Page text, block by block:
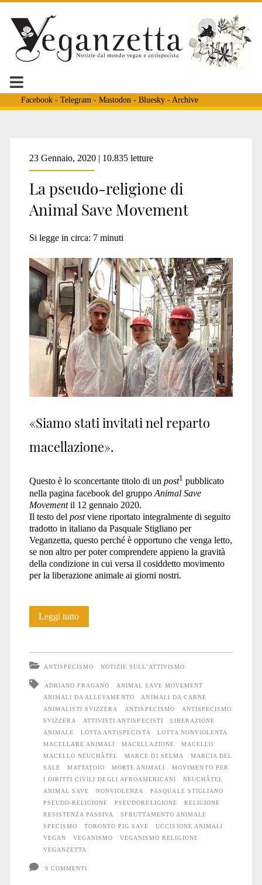
Facebook- Telegram - Mastodon - Bluesky- Archive
Tag:
<span>Neuchâtel
Animal
Save</span>
23 Gennaio, 2020 | 10.835 letture
La pseudo-religione di
Animal Save Movement
Si legge in circa: 7 minuti
«Siamo stati invitati nel reparto
macellazione».
Questo è lo sconcertante titolo di un post1 pubblicato
nella pagina facebook del gruppo Animal Save
Movementil 12 gennaio 2020.
Il testo del postviene riportato integralmente di seguito
tradotto in italiano da Pasquale Stigliano per
Veganzetta, questo perché è opportuno che venga letto,
se non altro per poter comprendere appieno la gravità
della condizione in cui versa il cosiddetto movimento
per la liberazione animale ai giorni nostri.
Leggi tuttoLa
Animal
Save
Movement
ANTISPECISMO NOTIZIE SULL'ATTIVISMO
ADRIANO FRAGANO
ANIMAL SAVE MOVEMENT
ANIMALI DA ALLEVAMENTO
ANIMALI DA CARNE
ANIMALISTI SVIZZERA
ANTISPECISMO
ANTISPECISMO
SVIZZERA
ATTIVISTI ANTISPECISTI
LIBERAZIONE
ANIMALE
LOTTA ANTISPECISTA
LOTTA NONVIOLENTA
MACELLARE ANIMALI
MACELLAZIONE
MACELLO
MACELLO NEUCHÂTEL
MARCE DI SELMA
MARCIA DEL
SALE
MATTATOIO MORTE ANIMALI
MOVIMENTO PER
I DIRITTI CIVILI DEGLI AFROAMERICANI
NEUCHÂTEL
ANIMAL SAVE
NONVIOLENZA
PASQUALE STIGLIANO
PSEUDO-RELIGIONE
PSEUDORELIGIONE
RELIGIONE
RESISTENZA PASSIVA
SFRUTTAMENTO ANIMALE
SPECISMO
TORONTO PIG SAVE
UCCISIONE ANIMALI
VEGAN
VEGANISMO
VEGANISMO RELIGIONE
VEGANZETTA
9 COMMENTI